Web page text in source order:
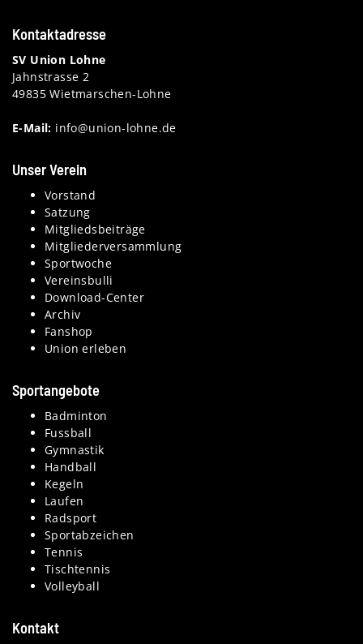
Kontaktadresse
SV Union Lohne
Jahnstrasse 2
49835 Wietmarschen-Lohne
E-Mail: info@union-lohne.de
Unser Verein
Vorstand
Satzung
Mitgliedsbeiträge
Mitgliederversammlung
Sportwoche
Vereinsbulli
Download-Center
Archiv
Fanshop
Union erleben
Sportangebote
Badminton
Fussball
Gymnastik
Handball
Kegeln
Laufen
Radsport
Sportabzeichen
Tennis
Tischtennis
Volleyball
Kontakt